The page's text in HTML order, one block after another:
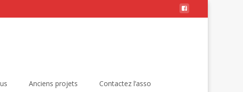
Anciens projets Contactez l’asso